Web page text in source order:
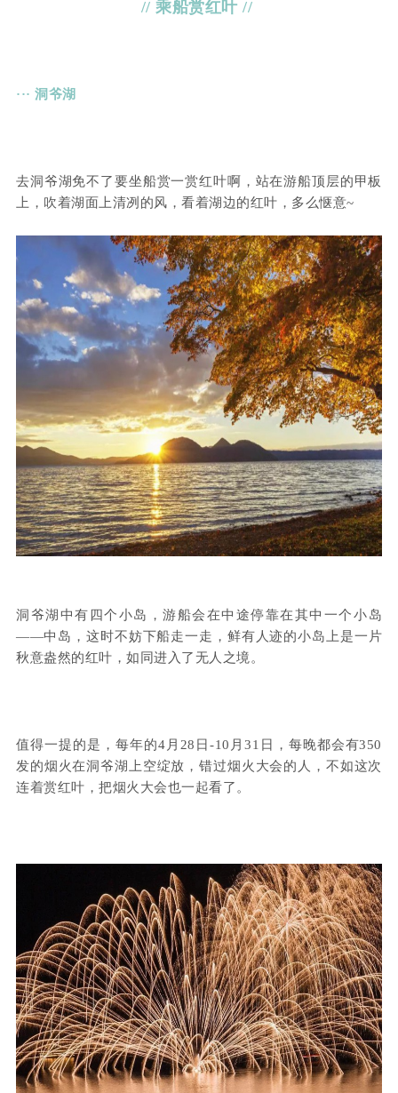
// 乘船赏红叶 //
··· 洞爷湖
去洞爷湖免不了要坐船赏一赏红叶啊，站在游船顶层的甲板
上，吹着湖面上清冽的风，看着湖边的红叶，多么惬意~
洞爷湖中有四个小岛，游船会在中途停靠在其中一个小岛
——中岛，这时不妨下船走一走，鲜有人迹的小岛上是一片
秋意盎然的红叶，如同进入了无人之境。
值得一提的是，每年的4月28日-10月31日，每晚都会有350
发的烟火在洞爷湖上空绽放，错过烟火大会的人，不如这次
连着赏红叶，把烟火大会也一起看了。